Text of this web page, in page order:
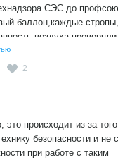
СЭС до
баллон,каждые
,проверяли
я на сто процентов
2
это происходит из-за
безопасности и
при работе с таким